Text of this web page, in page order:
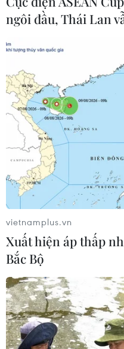
CƠ QUAN CHỦ QUẢN: THÔNG TẤN
Tổng Biên tập: TRẦN
Phó Tổng Biên tập:
THỦY
Sở hữu trí tuệ
RSS
Ngôn ngữ
Dịch vụ tin
Liên hệ
Giấy phép số: 1374/GP-
cấp ngày 11/9/2008.
Quảng cáo: Phó TBT
tamvna@gmail.com
ngôi đầu, Thái Lan
vietnamplus.vn
Xuất hiện áp thấp
Bắc Bộ